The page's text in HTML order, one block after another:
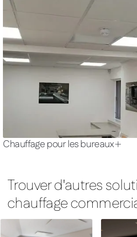
Chauffage pour les bureaux
Trouver d'autres
chauffage